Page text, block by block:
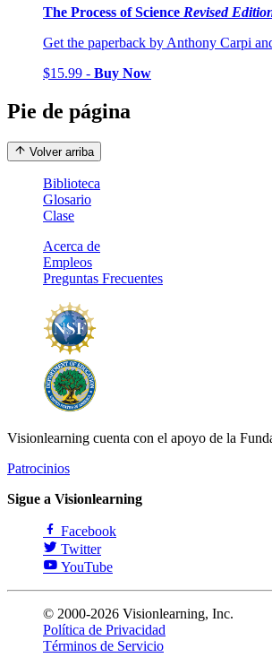
The Process of Science Revised
Get the paperback by Anthony Carpi
$15.99 - Buy Now
Pie de página
Volver arriba
Biblioteca
Glosario
Clase
Acerca de
Empleos
Preguntas Frecuentes
Visionlearning cuenta con el apoyo de la
Patrocinios
Sigue a Visionlearning
Facebook
Twitter
YouTube
© 2000-2026 Visionlearning, Inc.
Política de Privacidad
Términos de Servicio